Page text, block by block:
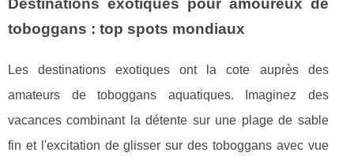
Destinations exotiques pour amoureux de
toboggans : top spots mondiaux
Les destinations exotiques ont la cote auprès des
amateurs de toboggans aquatiques. Imaginez des
vacances combinant la détente sur une plage de sable
fin et l'excitation de glisser sur des toboggans avec vue